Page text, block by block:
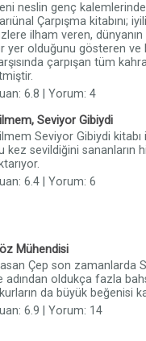
neslin genç
Çarpışma kitabını;
ilham veren,
yer olduğunu gösteren ve
çarpışan tüm
6.8 | Yorum: 4
Seviyor Gibiydi
Seviyor Gibiydi kitabı
kez sevildiğini sananların
6.4 | Yorum: 6
Mühendisi
Çep son zamanlarda
adından oldukça fazla
da büyük beğenisi
6.9 | Yorum: 14